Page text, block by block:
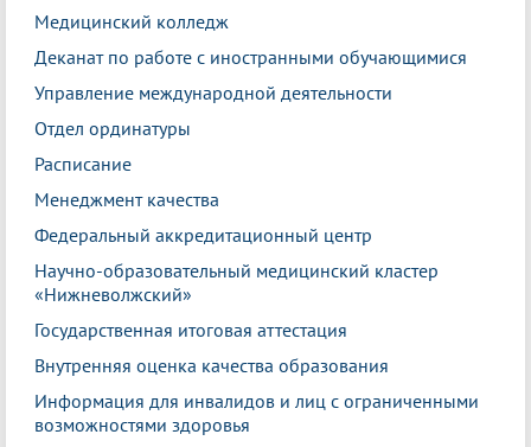
Медицинский колледж
Деканат по работе с иностранными обучающимися
Управление международной деятельности
Отдел ординатуры
Расписание
Менеджмент качества
Федеральный аккредитационный центр
Научно-образовательный медицинский кластер
«Нижневолжский»
Государственная итоговая аттестация
Внутренняя оценка качества образования
Информация для инвалидов и лиц с ограниченными
возможностями здоровья